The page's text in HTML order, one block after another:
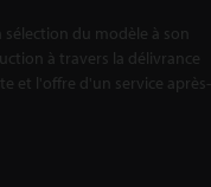
sélection du modèle à son
à travers la délivrance
et l'offre d'un service après-